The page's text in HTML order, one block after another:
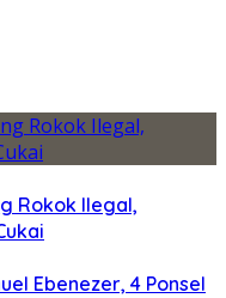
Rokok Ilegal,
Ebenezer, 4 Ponsel